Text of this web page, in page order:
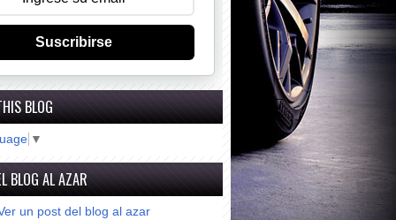
Suscribirse
BLOG
▼
BLOG AL AZAR
un post del blog al azar